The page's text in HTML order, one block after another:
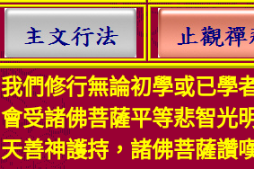
我們修行無論初學或已學
會受諸佛菩薩平等悲智光
天善神護持，諸佛菩薩讚